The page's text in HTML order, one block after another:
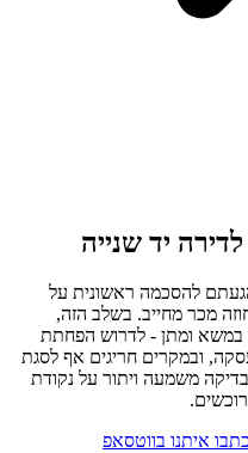
יד שנייה
להסכמה ראשונית על
מכר מחייב. בשלב הזה,
במשא ומתן - לדרוש הפחתת
ובמקרים חריגים אף לסגת
משמעה ויתור על נקודת
איתנו בווטסאפ